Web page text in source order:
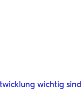
wichtig sind